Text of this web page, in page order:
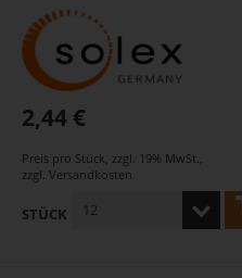
2,44 €
Preis pro Stück zzgl. 19% MwSt.
zzgl. Versandkosten
STÜCK